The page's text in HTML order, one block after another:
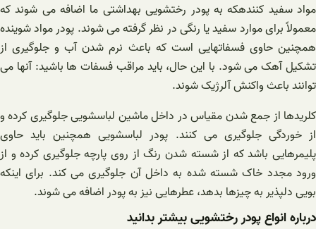
مواد سفید کنندهکه به پودر رختشویی بهداشتی ما اضافه می شوند که
معمولاً برای موارد سفید یا رنگی در نظر گرفته می شوند. پودر مواد شوینده
همچنین حاوی فسفاتهایی است که باعث نرم شدن آب و جلوگیری از
تشکیل آهک می شود. با این حال، باید مراقب فسفات ها باشید: آنها می
توانند باعث واکنش آلرژیک شوند.
کلریدها از جمع شدن مقیاس در داخل ماشین لباسشویی جلوگیری کرده و
از خوردگی جلوگیری می کنند. پودر لباسشویی همچنین باید حاوی
پلیمرهایی باشد که از شسته شدن رنگ از روی پارچه جلوگیری کرده و از
ورود مجدد خاک شسته شده به داخل آن جلوگیری می کند. برای اینکه
بویی دلپذیر به چیزها بدهد، عطرهایی نیز به پودر اضافه می شوند.
درباره انواع پودر رختشویی بیشتر بدانید